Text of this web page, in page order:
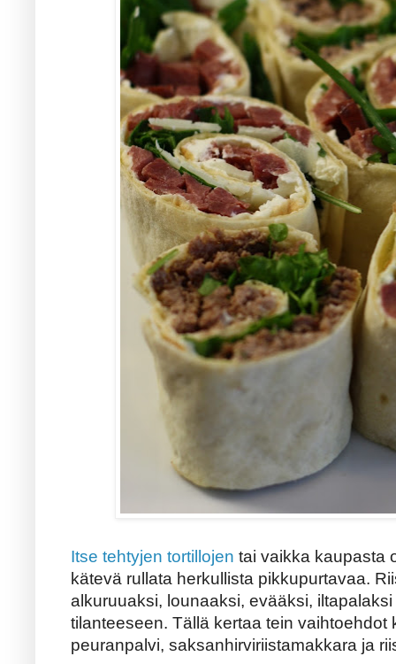
Itse tehtyjen tortillojen tai vaikka kaupasta
kätevä rullata herkullista pikkupurtavaa.
alkuruuaksi, lounaaksi, evääksi,
tilanteeseen. Tällä kertaa tein vaihtoehdot
peuranpalvi, saksanhirviriistamakkara ja